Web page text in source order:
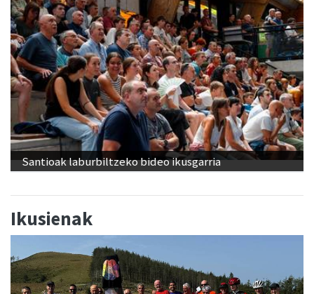
Santioak laburbiltzeko bideo ikusgarria
Ikusienak